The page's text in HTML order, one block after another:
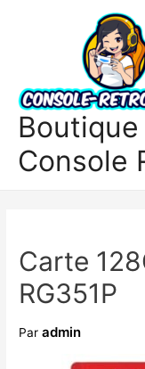
Console
Carte
RG351P
Paradmin